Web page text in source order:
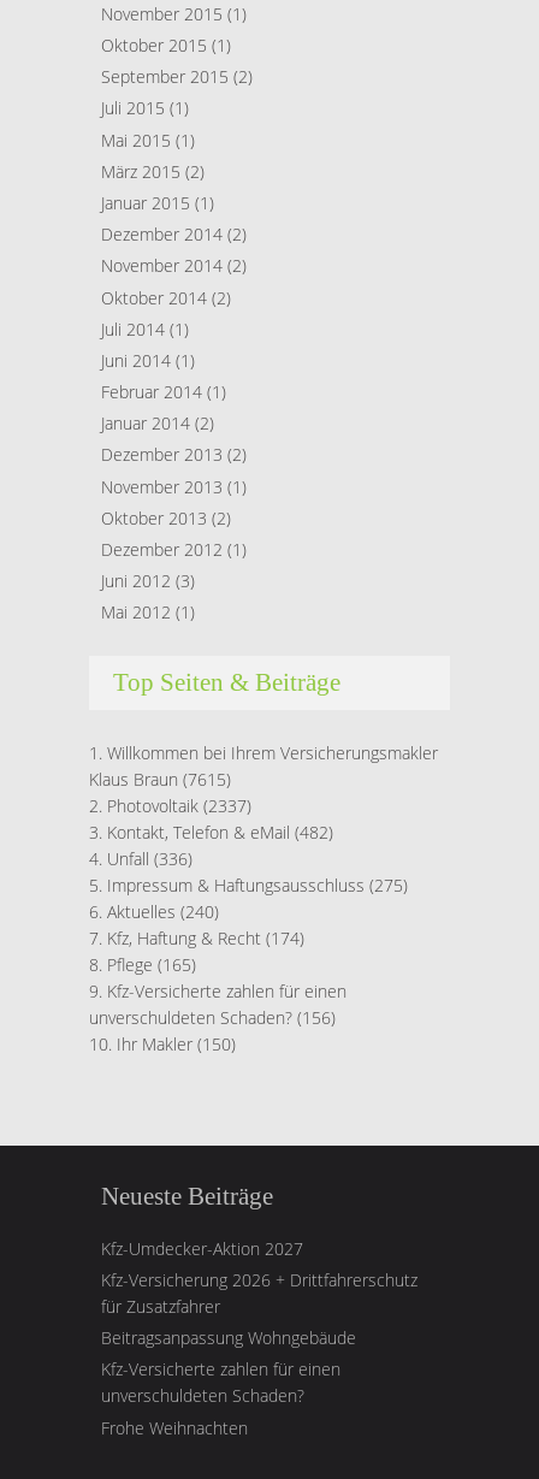
November 2015 (1)
Oktober 2015 (1)
September 2015 (2)
Juli 2015 (1)
Mai 2015 (1)
März 2015 (2)
Januar 2015 (1)
Dezember 2014 (2)
November 2014 (2)
Oktober 2014 (2)
Juli 2014 (1)
Juni 2014 (1)
Februar 2014 (1)
Januar 2014 (2)
Dezember 2013 (2)
November 2013 (1)
Oktober 2013 (2)
Dezember 2012 (1)
Juni 2012 (3)
Mai 2012 (1)
Top Seiten & Beiträge
Willkommen bei Ihrem Versicherungsmakler
Klaus Braun (7615)
Photovoltaik (2337)
Kontakt, Telefon & eMail (482)
Unfall (336)
Impressum & Haftungsausschluss (275)
Aktuelles (240)
Kfz, Haftung & Recht (174)
Pflege (165)
Kfz-Versicherte zahlen für einen
unverschuldeten Schaden? (156)
Ihr Makler (150)
Neueste Beiträge
Kfz-Umdecker-Aktion 2027
Kfz-Versicherung 2026 + Drittfahrerschutz
für Zusatzfahrer
Beitragsanpassung Wohngebäude
Kfz-Versicherte zahlen für einen
unverschuldeten Schaden?
Frohe Weihnachten